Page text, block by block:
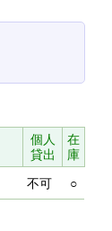
個人
貸出
在
庫
不可 ○